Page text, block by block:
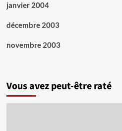
janvier 2004
décembre 2003
novembre 2003
Vous avez peut-être raté